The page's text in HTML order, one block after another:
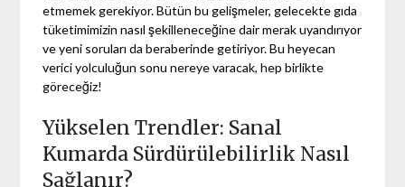
etmemek gerekiyor. Bütün bu gelişmeler, gelecekte gıda
tüketimimizin nasıl şekilleneceğine dair merak uyandırıyor
ve yeni soruları da beraberinde getiriyor. Bu heyecan
verici yolculuğun sonu nereye varacak, hep birlikte
göreceğiz!
Yükselen Trendler: Sanal
Kumarda Sürdürülebilirlik Nasıl
Sağlanır?